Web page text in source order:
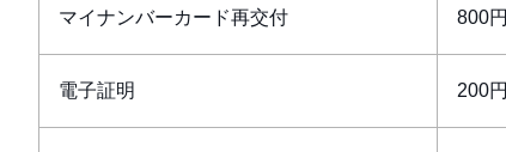
マイナンバーカード再交付 800円
電子証明 200円